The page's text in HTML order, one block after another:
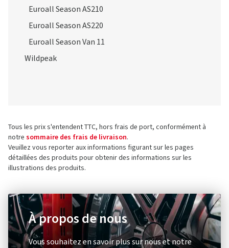
Euroall Season AS210
Euroall Season AS220
Euroall Season Van 11
Wildpeak
Tous les prix s'entendent TTC, hors frais de port, conformément à
notre sommaire des frais de livraison.
Veuillez vous reporter aux informations figurant sur les pages
détaillées des produits pour obtenir des informations sur les
illustrations des produits.
À propos de nous
Vous souhaitez en savoir plus sur nous et notre